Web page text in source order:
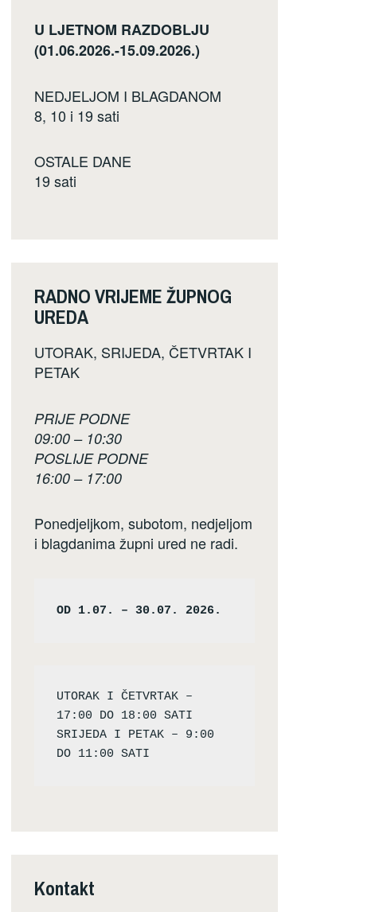
U LJETNOM RAZDOBLJU
(01.06.2026.-15.09.2026.)
NEDJELJOM I BLAGDANOM
8, 10 i 19 sati
OSTALE DANE
19 sati
RADNO VRIJEME ŽUPNOG
UREDA
UTORAK, SRIJEDA, ČETVRTAK I
PETAK
PRIJE PODNE
09:00 – 10:30
POSLIJE PODNE
16:00 – 17:00
Ponedjeljkom, subotom, nedjeljom
i blagdanima župni ured ne radi.
OD 1.07. – 30.07. 2026.
UTORAK I ČETVRTAK –
17:00 DO 18:00 SATI
SRIJEDA I PETAK – 9:00
Kontakt